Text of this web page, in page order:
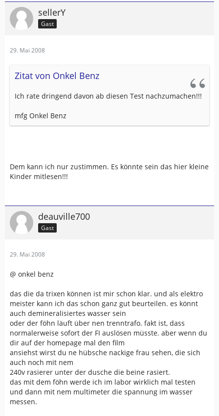
sellerY
Gast
29. Mai 2008
Zitat von Onkel Benz
Ich rate dringend davon ab diesen Test nachzumachen!!!
mfg Onkel Benz
Dem kann ich nur zustimmen. Es könnte sein das hier kleine
Kinder mitlesen!!!
deauville700
Gast
29. Mai 2008
@ onkel benz
das die da trixen können ist mir schon klar. und als elektro
meister kann ich das schon ganz gut beurteilen. es könnt
auch demineralisiertes wasser sein
oder der föhn läuft über nen trenntrafo. fakt ist, dass
normalerweise sofort der FI auslösen müsste. aber wenn du
dir auf der homepage mal den film
ansiehst wirst du ne hübsche nackige frau sehen, die sich
auch noch mit nem
240v rasierer unter der dusche die beine rasiert.
das mit dem föhn werde ich im labor wirklich mal testen
und dann mit nem multimeter die spannung im wasser
messen.